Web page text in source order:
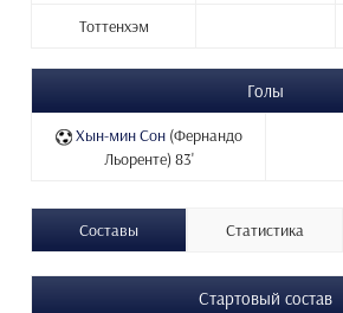
Тоттенхэм
Голы
Хын-мин Сон(Фернандо
Льоренте) 83'
Составы Статистика
Стартовый состав